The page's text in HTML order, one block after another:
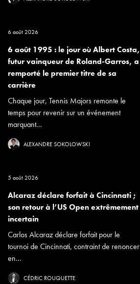
6 août 2026
6 août 1995 : le jour où Albert Costa,
futur vainqueur de Roland-Garros, a
remporté le premier titre de sa
carrière
Chaque jour, Tennis Majors remonte le
temps pour revenir sur un événement
marquant...
ALEXANDRE SOKOLOWSKI
5 août 2026
Alcaraz déclare forfait à Cincinnati ;
son retour à l’US Open extrêmement
incertain
Carlos Alcaraz déclare forfait pour le
tournoi de Cincinnati, contraint de renoncer
en...
CÉDRIC ROUQUETTE